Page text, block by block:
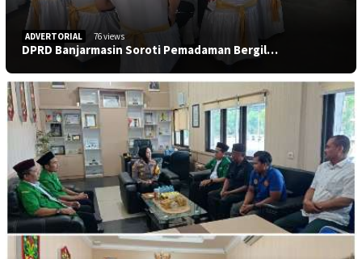
ADVERTORIAL 76 views
DPRD Banjarmasin Soroti Pemadaman Bergil…